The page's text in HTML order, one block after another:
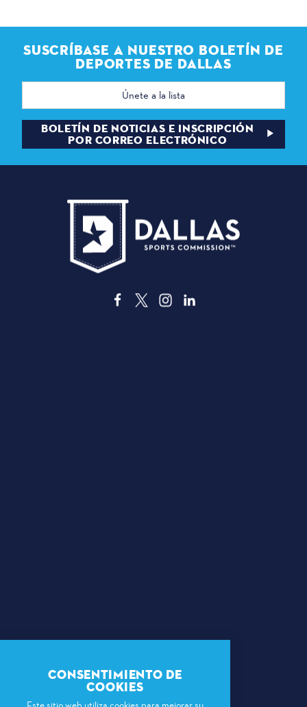
SUSCRÍBASE A NUESTRO BOLETÍN DE
DEPORTES DE DALLAS
Dirección
correo
electrónico
BOLETÍN DE NOTICIAS E INSCRIPCIÓN
POR CORREO ELECTRÓNICO
CONSENTIMIENTO DE
COOKIES